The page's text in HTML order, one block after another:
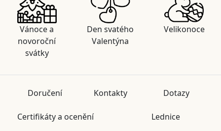
Vánoce a
novoroční
svátky
Den svatého
Valentýna
Velikonoce
Doručení Kontakty Dotazy
Certifikáty a ocenění Lednice